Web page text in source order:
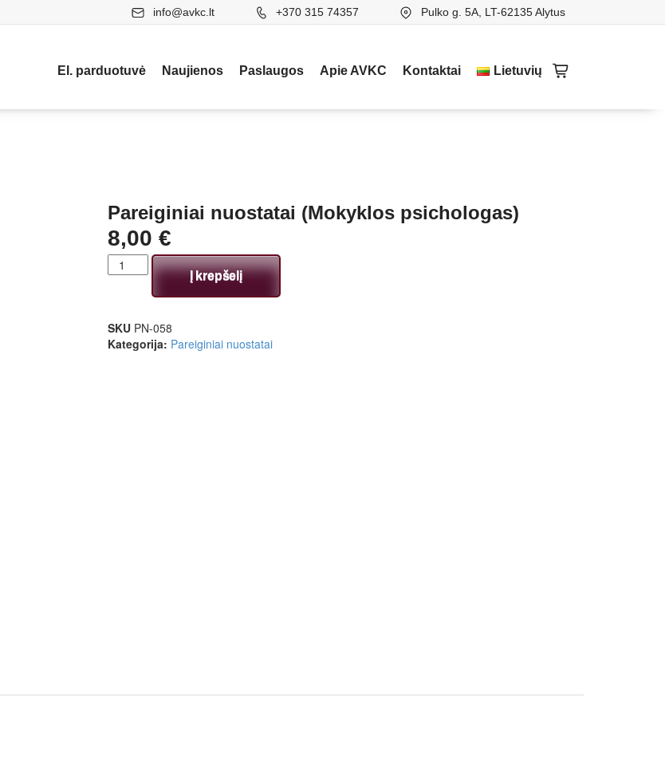
info@avkc.lt +370 315 74357 Pulko g. 5A, LT-62135 Alytus
El. parduotuvė Naujienos Paslaugos Apie AVKC Kontaktai Lietuvių
Pareiginiai nuostatai (Mokyklos psichologas)
8,00 €
Į krepšelį
SKU PN-058
Kategorija: Pareiginiai nuostatai